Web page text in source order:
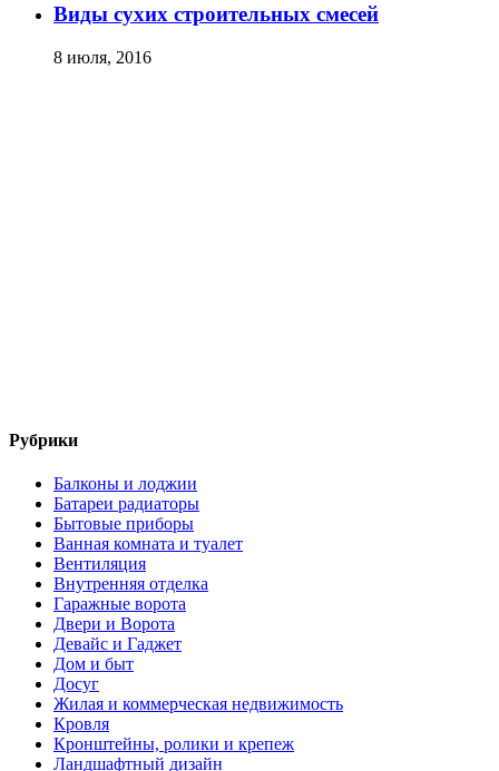
Виды сухих строительных смесей
8 июля, 2016
Рубрики
Балконы и лоджии
Батареи радиаторы‎
Бытовые приборы
Ванная комната и туалет
Вентиляция
Внутренняя отделка
Гаражные ворота
Двери и Ворота
Девайс и Гаджет
Дом и быт
Досуг
Жилая и коммерческая недвижимость
Кровля
Кронштейны, ролики и крепеж
Ландшафтный дизайн